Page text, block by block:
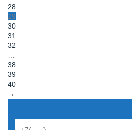
28
29
30
31
32
38
39
40
→